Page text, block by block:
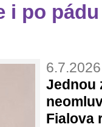
i po
Jednou
Fialova